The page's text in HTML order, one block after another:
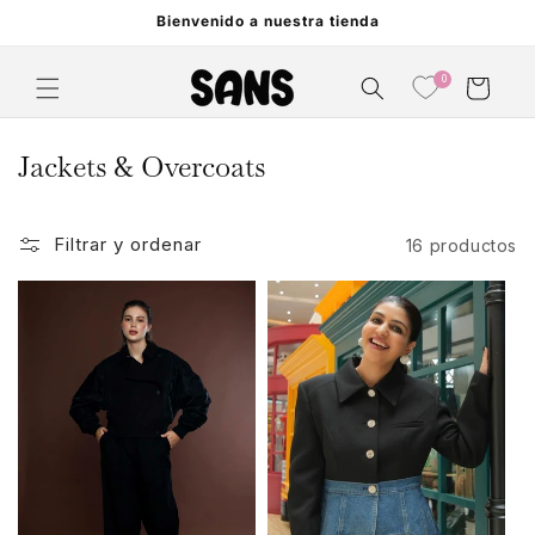
Bienvenido a nuestra tienda
0Carrito
C
l
e
Jackets & Overcoats
Filtrar y ordenar 16 productos